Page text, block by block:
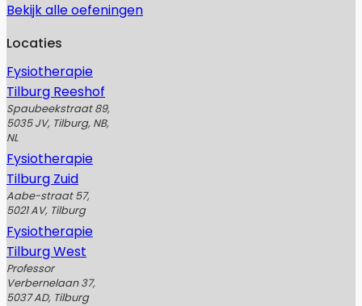
Bekijk alle oefeningen
Locaties
Fysiotherapie
Tilburg Reeshof
Spaubeekstraat 89,
5035 JV, Tilburg, NB,
NL
Fysiotherapie
Tilburg Zuid
Aabe-straat 57,
5021 AV, Tilburg
Fysiotherapie
Tilburg West
Professor
Verbernelaan 37,
5037 AD, Tilburg